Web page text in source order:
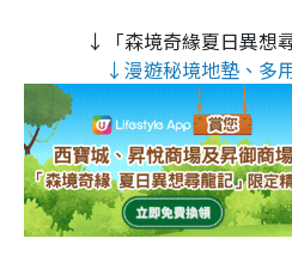
↓「森境奇緣夏日異想
↓漫遊秘境地墊、多